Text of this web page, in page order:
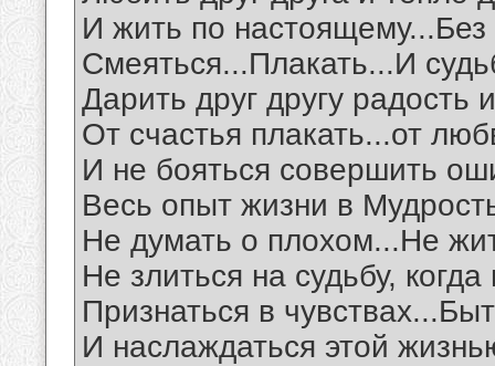
И жить по настоящему...Без
Смеяться...Плакать...И
Дарить друг другу радость
От счастья плакать...от
И не бояться совершить
Весь опыт жизни в
Не думать о плохом...Не
Не злиться на судьбу,
Признаться в
И наслаждаться этой